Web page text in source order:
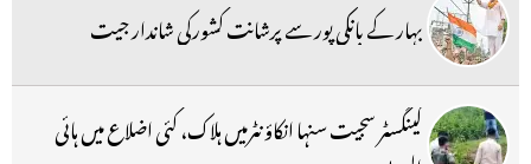
بہار کے بانکی پور سے پرشانت کشورکی شاندار جیت
گینگسٹر سجیت سنہا انکاؤنٹرمیں ہلاک، کئی اضلاع میں ہائی